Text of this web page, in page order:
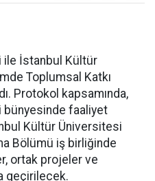
İstanbul Kültür
Toplumsal Katkı
Protokol kapsamında,
faaliyet
Kültür Üniversitesi
Bölümü iş birliğinde
ortak projeler ve
geçirilecek.